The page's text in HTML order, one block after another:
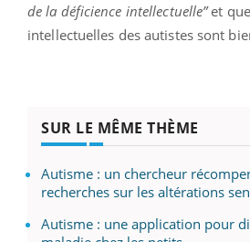
de la déficience intellectuelle”et
intellectuelles des autistes sont
SUR LE MÊME THÈME
Autisme : un chercheur
recherches sur les altérations
Autisme : une application pour